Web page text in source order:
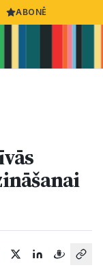
ABONĒ